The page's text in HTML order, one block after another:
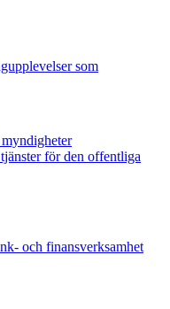
som
för den offentliga
och finansverksamhet